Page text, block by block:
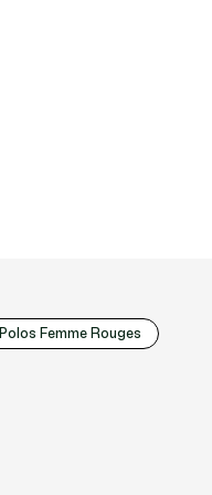
Polos Femme Rouges